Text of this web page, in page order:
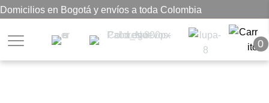
Domicilios en Bogotá y envíos a toda Colombia
0